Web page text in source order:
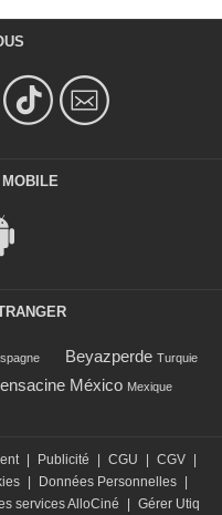
Beyazperde Turquie
México Mexique
Publicité CGU CGV
Données Personnelles
services AlloCiné Gérer Utiq